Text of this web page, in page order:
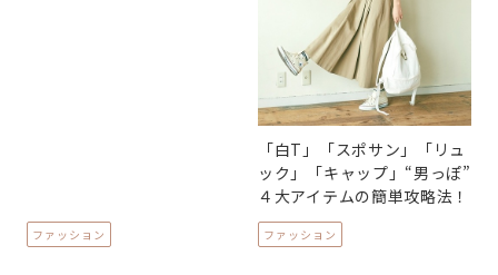
ファッション
「白T」「スポサン」「リュ
ック」「キャップ」“男っぽ”
４大アイテムの簡単攻略法！
ファッション